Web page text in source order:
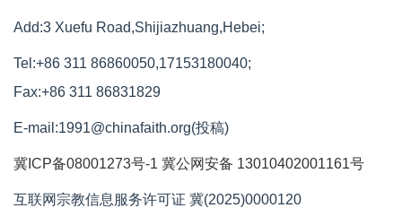
Add:3 Xuefu Road,Shijiazhuang,Hebei;
Tel:+86 311 86860050,17153180040;
Fax:+86 311 86831829
E-mail:1991@chinafaith.org(投稿)
冀ICP备08001273号-1 冀公网安备 13010402001161号
互联网宗教信息服务许可证 冀(2025)0000120